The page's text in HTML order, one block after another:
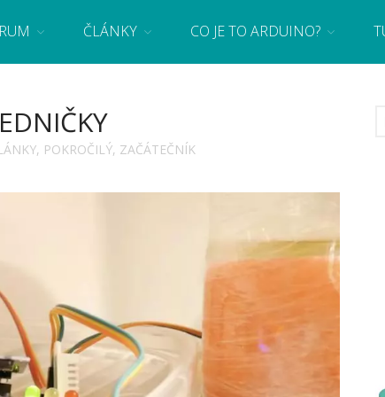
se základy programování a elektroniky zábavnou formou! Arduino a microbit
ČLÁNKY CO JE TO ARDUINO?
, POKROČILÝ, ZAČÁTEČNÍK